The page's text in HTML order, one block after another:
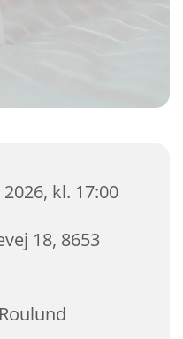
kl. 17:00
18, 8653